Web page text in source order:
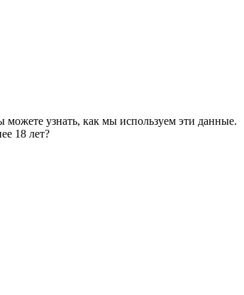
можете узнать, как мы используем эти данные.
18 лет?